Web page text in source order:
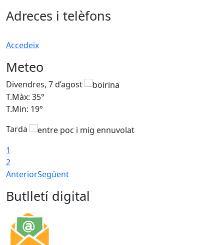
Adreces i telèfons
Accedeix
Meteo
Divendres, 7 d’agost
T.Màx: 35°
T.Min: 19°
Tarda
1
2
AnteriorSegüent
Butlletí digital